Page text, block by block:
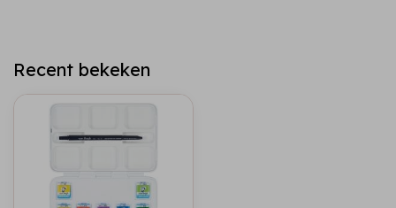
Recent bekeken